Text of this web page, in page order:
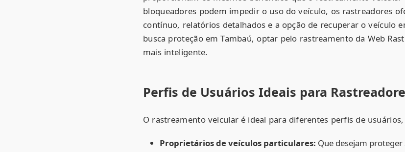
bloqueadores podem impedir o uso do veículo, os rastreadores
contínuo, relatórios detalhados e a opção de recuperar o veículo
busca proteção em Tambaú, optar pelo rastreamento da Web
mais inteligente.
Perfis de Usuários Ideais para
O rastreamento veicular é ideal para diferentes perfis de
Proprietários de veículos particulares: Que desejam